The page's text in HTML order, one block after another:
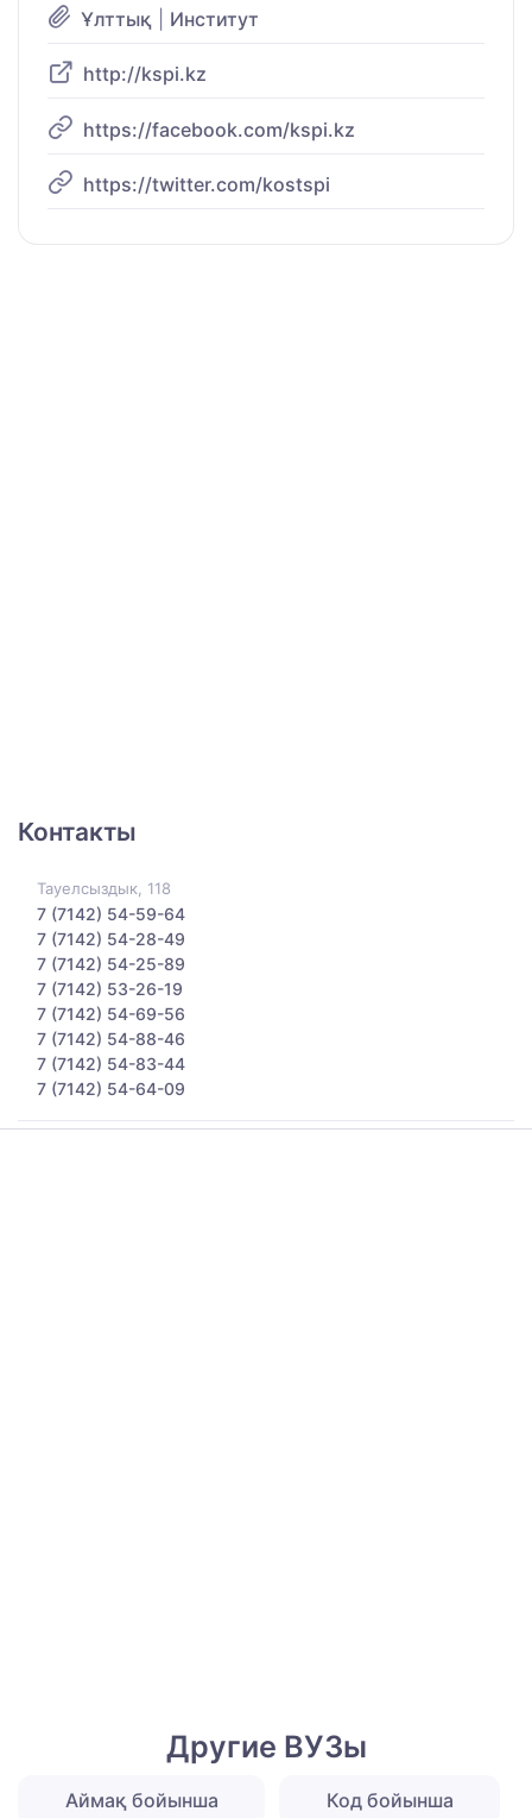
Ұлттық Институт
http://kspi.kz
https://facebook.com/kspi.kz
https://twitter.com/kostspi
Контакты
Тауелсыздык, 118
7 (7142) 54-59-64
7 (7142) 54-28-49
7 (7142) 54-25-89
7 (7142) 53-26-19
7 (7142) 54-69-56
7 (7142) 54-88-46
7 (7142) 54-83-44
7 (7142) 54-64-09
Другие ВУЗы
Аймақ бойынша Код бойынша